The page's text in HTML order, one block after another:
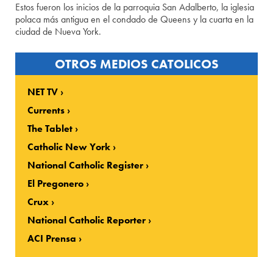
Estos fueron los inicios de la parroquia San Adalberto, la iglesia
polaca más antigua en el condado de Queens y la cuarta en la
ciudad de Nueva York.
OTROS MEDIOS CATOLICOS
NET TV
Currents
The Tablet
Catholic New York
National Catholic Register
El Pregonero
Crux
National Catholic Reporter
ACI Prensa